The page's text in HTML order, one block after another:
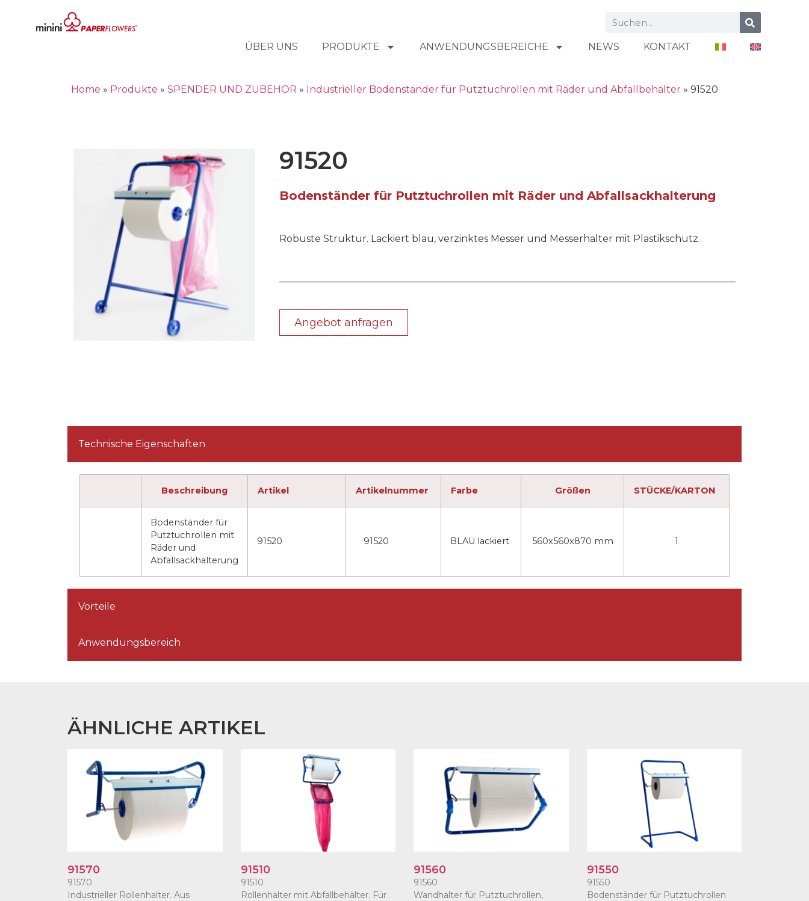
ÜBER UNS PRODUKTE ANWENDUNGSBEREICHE NEWS KONTAKT
Home » Produkte » SPENDER UND ZUBEHÖR » Industrieller Bodenständer für Putztuchrollen mit Räder und Abfallbehälter » 91520
91520
Bodenständer für Putztuchrollen mit Räder und Abfallsackhalterung
Robuste Struktur. Lackiert blau, verzinktes Messer und Messerhalter mit Plastikschutz.
Angebot anfragen
Technische Eigenschaften
Beschreibung Artikel Artikelnummer Farbe Größen STÜCKE/KARTON
Bodenständer für
Putztuchrollen mit
Räder und
Abfallsackhalterung
91520 91520 BLAU lackiert 560x560x870 mm 1
Vorteile
Anwendungsbereich
ÄHNLICHE ARTIKEL
91570
91570
Industrieller Rollenhalter. Aus
91510
91510
Rollenhalter mit Abfallbehälter. Für
91560
91560
Wandhalter für Putztuchrollen,
91550
91550
Bodenständer für Putztuchrollen